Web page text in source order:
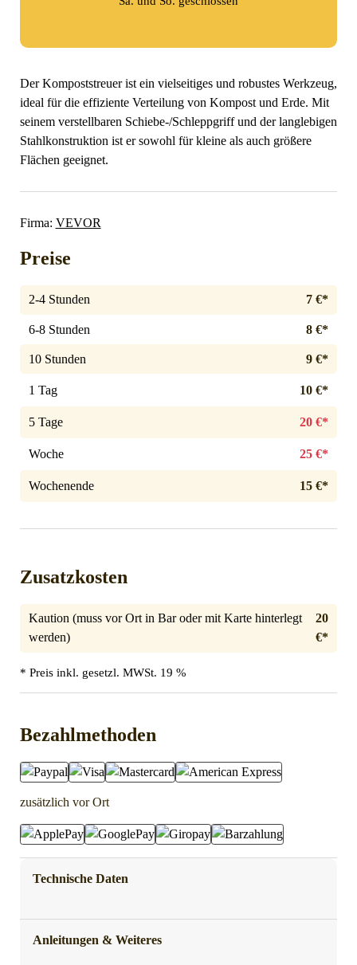
Der Kompoststreuer ist ein vielseitiges und robustes Werkzeug,
ideal für die effiziente Verteilung von Kompost und Erde. Mit
seinem verstellbaren Schiebe-/Schleppgriff und der langlebigen
Stahlkonstruktion ist er sowohl für kleine als auch größere
Flächen geeignet.
Firma: VEVOR
Preise
2-4 Stunden 7 €*
6-8 Stunden 8 €*
10 Stunden 9 €*
1 Tag 10 €*
5 Tage 20 €*
Woche 25 €*
Wochenende 15 €*
Zusatzkosten
Kaution (muss vor Ort in Bar oder mit Karte hinterlegt
werden)
20
€*
* Preis inkl. gesetzl. MWSt. 19 %
Bezahlmethoden
zusätzlich vor Ort
Technische Daten
Anleitungen & Weiteres